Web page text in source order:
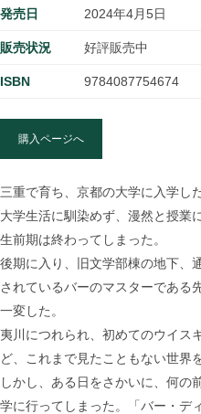
発売日 2024年4月5日
販売状況 好評販売中
ISBN 9784087754674
購入ページへ
三重で育ち、京都の大学に入学し
大学生活に馴染めず、漫然と授業
生前期は終わってしまった。
後期に入り、旧文学部棟の地下、
されているバーのマスターである
一変した。
夷川につれられ、初めてのウイス
ど、これまで見たこともない世界
しかし、ある日をさかいに、何の
学に行ってしまった。「バー・デ